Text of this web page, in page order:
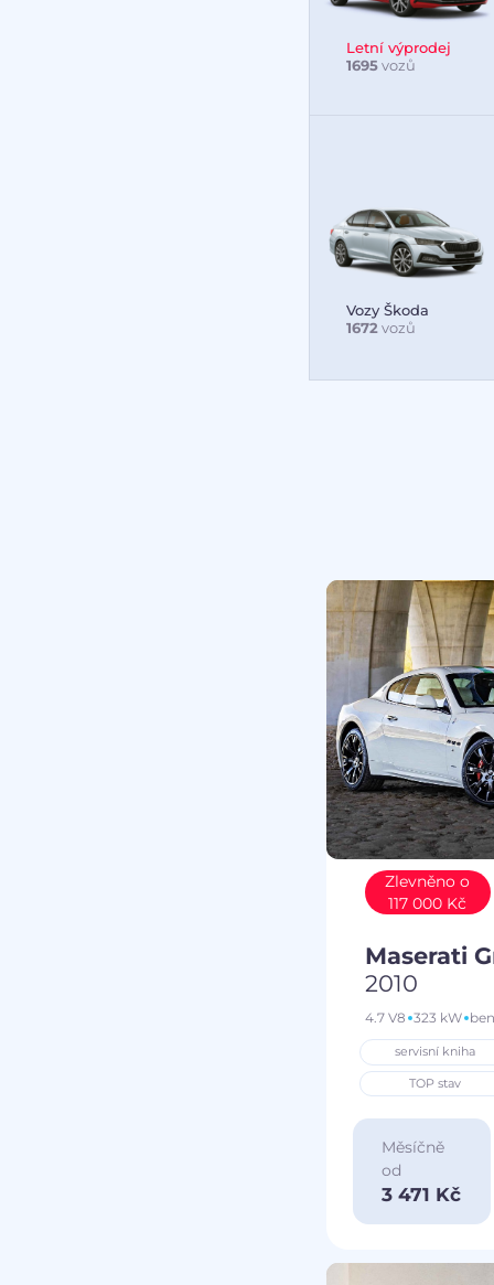
Letní výprodej
1695vozů
Vozy Škoda
1672vozů
Zlevněno o
117 000 Kč
Maserati
2010
4.7 V8 323 kW
servisní kniha
TOP stav
Měsíčně
od
3 471 Kč